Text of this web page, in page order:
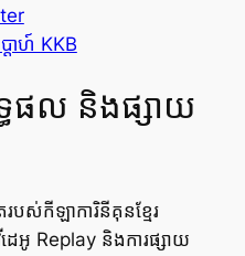
តាហ៍ KKB
ធផល និងផ្សាយ
របស់កីឡាការិនីគុនខ្មែរ
េអូ Replay និងការផ្សាយ